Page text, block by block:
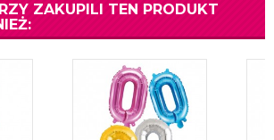
ZAKUPILI TEN PRODUKT